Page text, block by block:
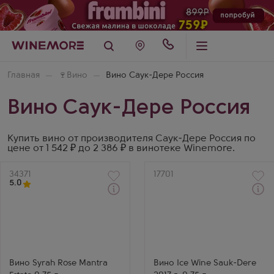
Главная 🍷 Вино Вино Саук-Дере Россия
Вино Саук-Дере Россия
Купить вино от производителя Саук-Дере Россия по
цене от 1 542 ₽ до 2 386 ₽ в винотеке Winemore.
Артикул
34371
5.0
Вино Syrah Rose Mantra
Страна
Россия
Артикул
17701
Вино Ice Wine Sauk-Dere
Страна
Россия